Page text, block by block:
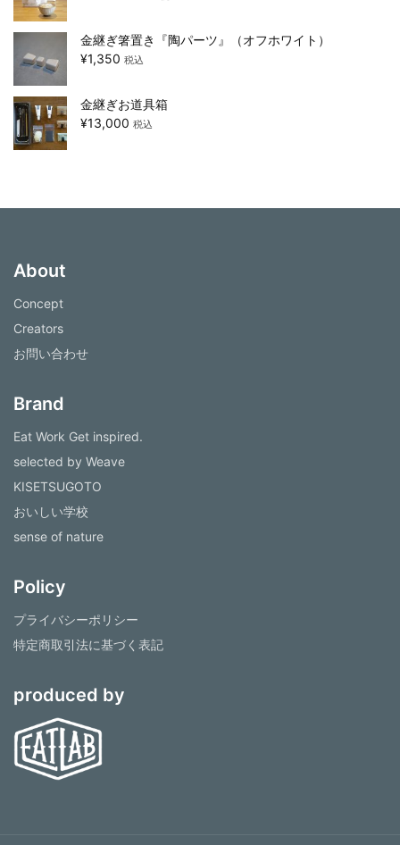
金継ぎ箸置き『陶パーツ』（オフホワイト）
¥1,350 税込
金継ぎお道具箱
¥13,000 税込
About
Concept
Creators
お問い合わせ
Brand
Eat Work Get inspired.
selected by Weave
KISETSUGOTO
おいしい学校
sense of nature
Policy
プライバシーポリシー
特定商取引法に基づく表記
produced by